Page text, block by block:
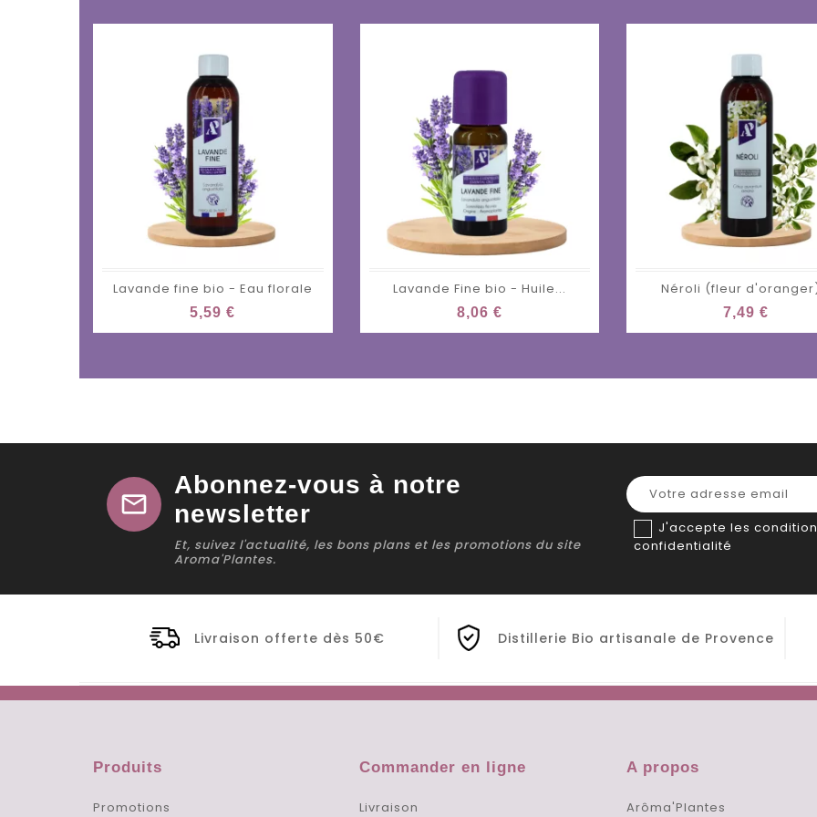
Lavande fine bio - Eau florale
5,59 €
Lavande Fine bio - Huile...
8,06 €
Néroli (fleur
7,49 €
mail
Abonnez-vous à notre
newsletter
Et, suivez l'actualité, les bons plans et les promotions du site
Aroma'Plantes.
J'accepte les
confidentialité
Livraison offerte dès 50€ Distillerie Bio artisanale de Provence
Produits
Promotions
Commander en ligne
Livraison
A propos
Arôma'Plantes